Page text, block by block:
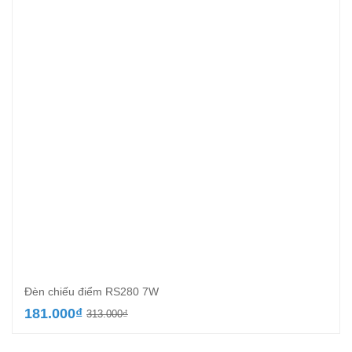
Đèn chiếu điểm RS280 7W
313.000₫Giá
181.000₫
Giá